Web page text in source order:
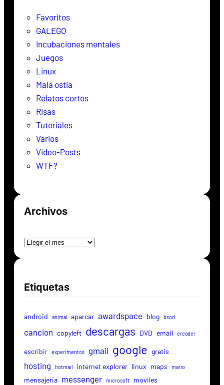
Favoritos
GALEGO
Incubaciones mentales
Juegos
Linux
Mala ostia
Relatos cortos
Risas
Tutoriales
Varios
Video-Posts
WTF?
Archivos
Etiquetas
android animal aparcar awardspace blog bsod
cancion copyleft descargas DVD email ereader
escribir experimentos gmail google gratis
hosting hotmail internet explorer linux maps mario
mensajeria messenger microsoft moviles